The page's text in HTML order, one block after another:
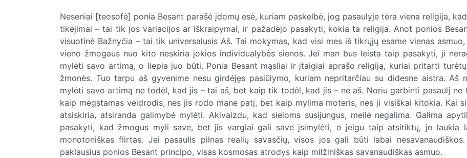
Neseniai [teosofė] ponia Besant parašė įdomų esė, kuriam paskelbė, jog pasaulyje tėra viena religija,
tikėjimai – tai tik jos variacijos ar iškraipymai, ir pažadėjo pasakyti, kokia ta religija. Anot ponios
visuotinė Bažnyčia – tai tik universalusis Aš. Tai mokymas, kad visi mes iš tikrųjų esame vienas
vieno žmogaus nuo kito neskiria jokios individualybės sienos. Jei man bus leista taip pasakyti, ji
mylėti savo artimą, o liepia juo būti. Ponia Besant mąsliai ir įtaigiai aprašo religiją, kuriai pritarti
žmonės. Tuo tarpu aš gyvenime nesu girdėjęs pasiūlymo, kuriam nepritarčiau su didesne aistra. Aš
mylėti savo artimą ne todėl, kad jis – tai aš, bet kaip tik todėl, kad jis – ne aš. Noriu garbinti pasaulį ne
kaip mėgstamas veidrodis, nes jis rodo mane patį, bet kaip mylima moteris, nes ji visiškai kitokia. Kai
atsiskiria, atsiranda galimybė mylėti. Akivaizdu, kad sieloms susijungus, meilė negalima. Galima
pasakyti, kad žmogus myli save, bet jis vargiai gali save įsimylėti, o jeigu taip atsitiktų, jo laukia
monotoniškas flirtas. Jei pasaulis pilnas realių savasčių, visos jos gali būti labai
paklausius ponios Besant principo, visas kosmosas atrodys kaip milžiniškas savanaudiškas asmuo.